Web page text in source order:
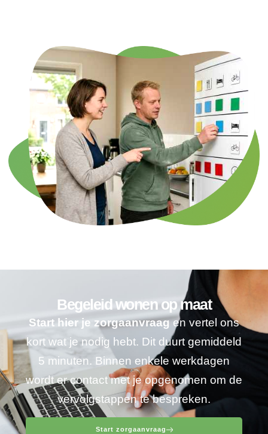
Begeleid wonen op maat
Start hier je zorgaanvraagen vertel ons
kort wat je nodig hebt. Dit duurt gemiddeld
5 minuten. Binnen enkele werkdagen
wordt er contact met je opgenomen om de
vervolgstappen te bespreken.
Start zorgaanvraag